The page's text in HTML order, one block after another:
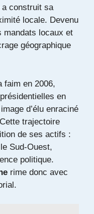
construit sa
locale. Devenu
mandats locaux et
géographique
faim en 2006,
en
d’élu enraciné
trajectoire
de ses actifs :
Sud-Ouest,
politique.
rime donc avec